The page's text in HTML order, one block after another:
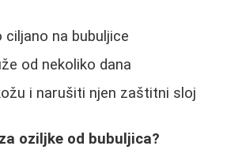
na bubuljice
od nekoliko dana
i narušiti njen zaštitni sloj
oziljke od bubuljica?